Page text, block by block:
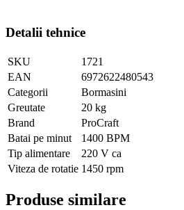
Detalii tehnice
SKU
1721
EAN
6972622480543
Categorii
Bormasini
Greutate
20 kg
Brand
ProCraft
Batai pe minut
1400 BPM
Tip alimentare
220 V ca
Viteza de rotatie 1450 rpm
Produse similare